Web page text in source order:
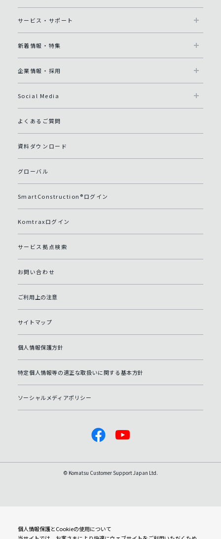
個人情報保護とCookieの使用について
サービス・サポート
新着情報・特集
企業情報・採用
Social Media
よくあるご質問
資料ダウンロード
グローバル
SmartConstruction®ログイン
Komtraxログイン
サービス拠点検索
お問い合わせ
© Komatsu Customer Support Japan Ltd.
ご利用上の注意
サイトマップ
個人情報保護方針
特定個人情報等の適正な取扱いに関する基本方針
ソーシャルメディアポリシー